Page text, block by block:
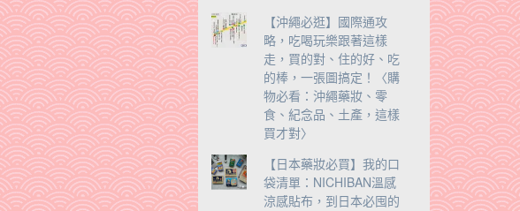
【沖繩必逛】國際通攻
略，吃喝玩樂跟著這樣
走，買的對、住的好、吃
的棒，一張圖搞定！〈購
物必看：沖繩藥妝、零
食、紀念品、土產，這樣
買才對〉
【日本藥妝必買】我的口
袋清單：NICHIBAN溫感
涼感貼布，到日本必囤的